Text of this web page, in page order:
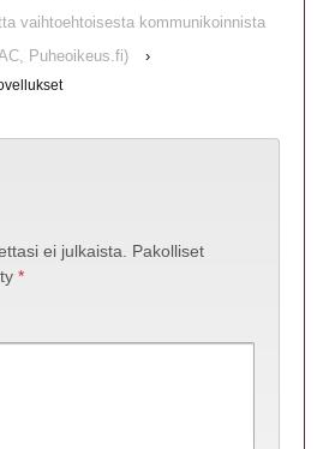
vaihtoehtoisesta kommunikoinnista
Puheoikeus.fi)
›
ei julkaista. Pakolliset
*